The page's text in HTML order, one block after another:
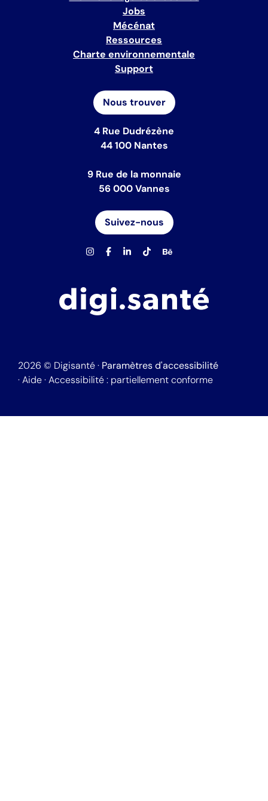
Jobs
Mécénat
Ressources
Charte environnementale
Support
Nous trouver
4 Rue Dudrézène
44 100 Nantes
9 Rue de la monnaie
56 000 Vannes
Suivez-nous
2026 © Digisanté · Paramètres d'accessibilité
·Aide·Accessibilité : partiellement conforme